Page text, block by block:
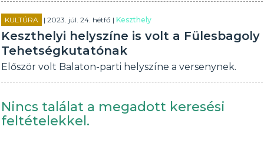
KULTÚRA | 2023. júl. 24. hétfő |Keszthely
Keszthelyi helyszíne is volt a Fülesbagoly
Tehetségkutatónak
Először volt Balaton-parti helyszíne a versenynek.
Nincs találat a megadott keresési
feltételekkel.